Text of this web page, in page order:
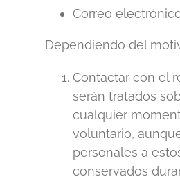
Correo
Dependiendo del
Contactar con el
serán tratados
cualquier
voluntario,
personales a
conservados